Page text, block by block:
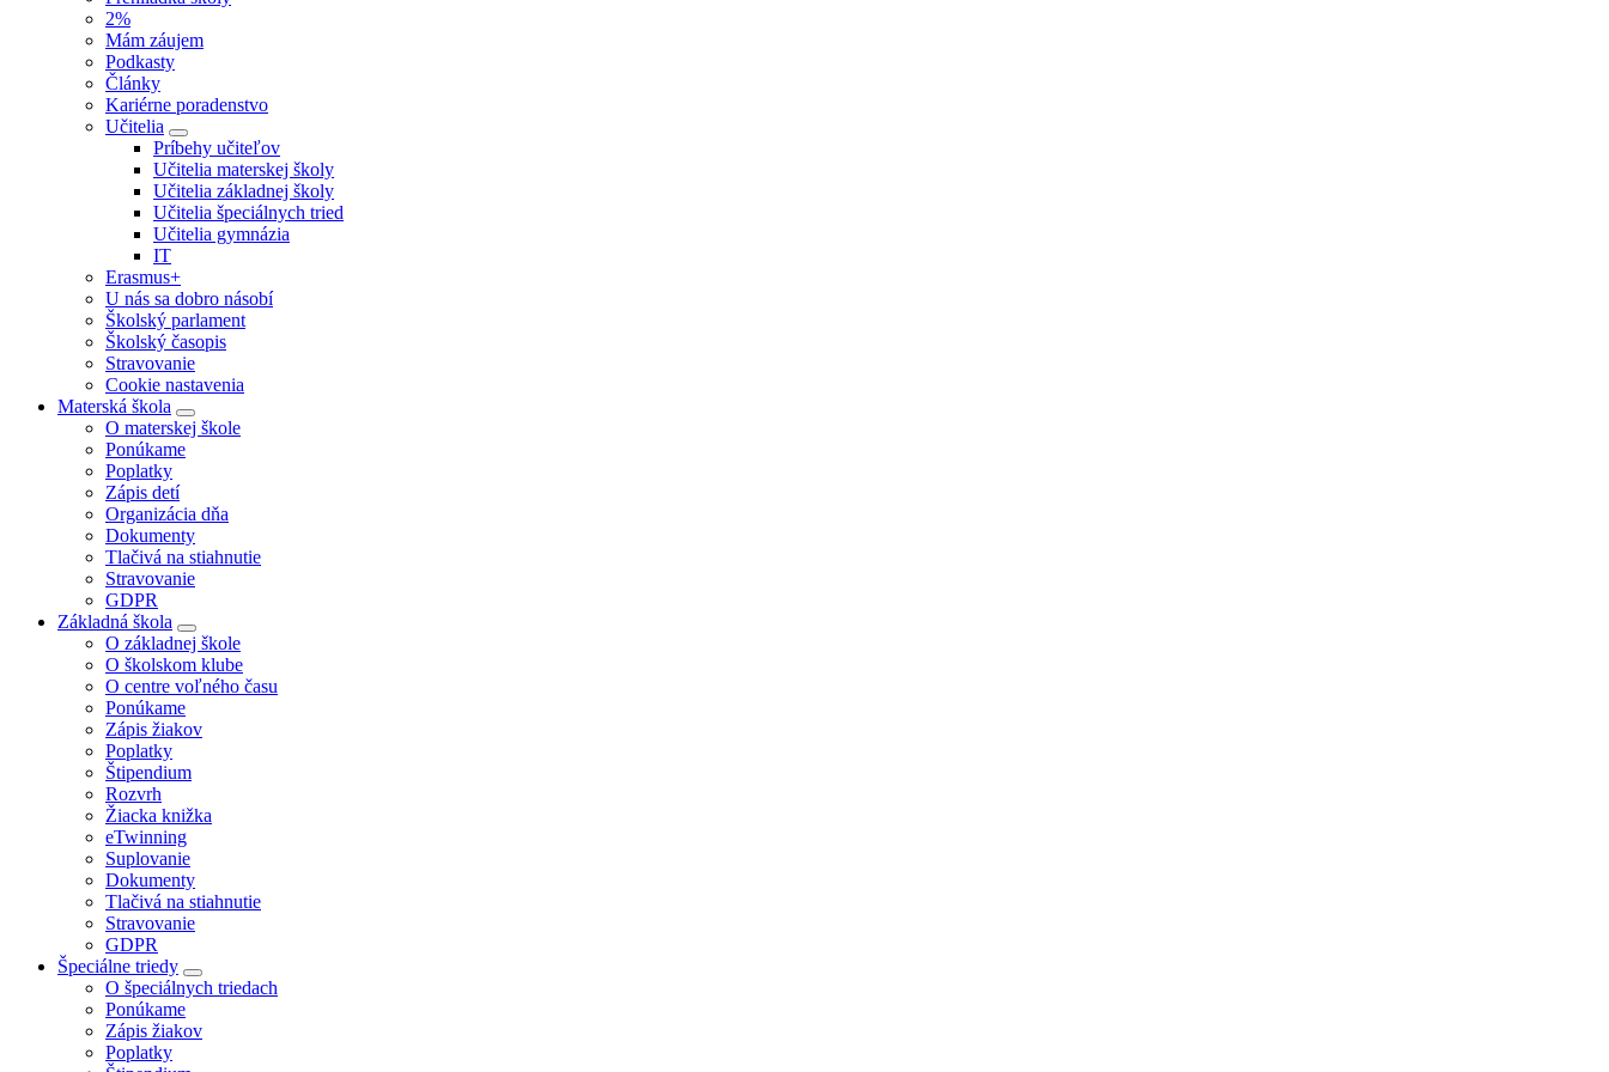
2%
Mám záujem
Podkasty
Články
Kariérne poradenstvo
Učitelia
Príbehy učiteľov
Učitelia materskej školy
Učitelia základnej školy
Učitelia špeciálnych tried
Učitelia gymnázia
IT
Erasmus+
U nás sa dobro násobí
Školský parlament
Školský časopis
Stravovanie
Cookie nastavenia
Materská škola
O materskej škole
Ponúkame
Poplatky
Zápis detí
Organizácia dňa
Dokumenty
Tlačivá na stiahnutie
Stravovanie
GDPR
Základná škola
O základnej škole
O školskom klube
O centre voľného času
Ponúkame
Zápis žiakov
Poplatky
Štipendium
Rozvrh
Žiacka knižka
eTwinning
Suplovanie
Dokumenty
Tlačivá na stiahnutie
Stravovanie
GDPR
Špeciálne triedy
O špeciálnych triedach
Ponúkame
Zápis žiakov
Poplatky